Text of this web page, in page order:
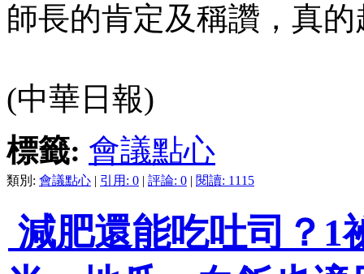
師長的肯定及稱讚，真
(中華日報)
標籤: 會議點心
類別: 會議點心 | 引用: 0 | 評論: 0 | 閱讀: 1115
減肥還能吃吐司？1